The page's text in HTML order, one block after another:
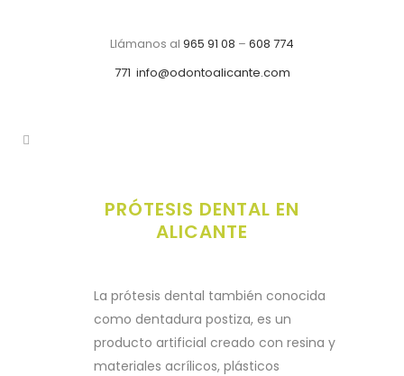
Llámanos al 965 91 08 – 608 774
771 info@odontoalicante.com
PRÓTESIS DENTAL EN
ALICANTE
La prótesis dental también conocida
como dentadura postiza, es un
producto artificial creado con resina y
materiales acrílicos, plásticos